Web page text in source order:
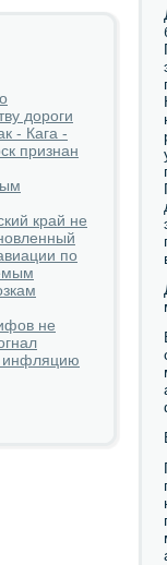
дороги
- Кага -
признан
край не
по
не
инфляцию